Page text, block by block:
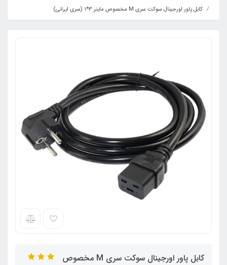
کابل پاور اورجینال سوکت سری M مخصوص ماینر 3*1 (سری ایرانی)
کابل پاور اورجینال سوکت سری M مخصوص